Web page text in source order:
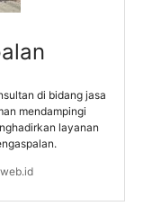
di bidang jasa
mendampingi
layanan